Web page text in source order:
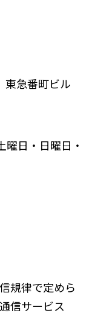
急番町ビル
日・日曜日・
規律で定めら
信サービス